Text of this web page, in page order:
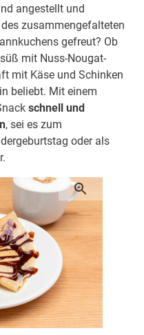
angestellt und
zusammengefalteten
gefreut? Ob
mit Nuss-Nougat-
mit Käse und Schinken
beliebt. Mit einem
schnell und
, sei es zum
oder als